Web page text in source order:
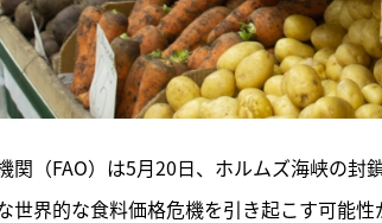
関（FAO）は5月20日、ホルムズ海峡の封
世界的な食料価格危機を引き起こす可能性